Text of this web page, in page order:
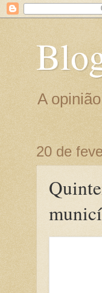
A
20 de